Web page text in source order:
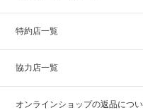
特約店一覧
協力店一覧
オンラインショップの返品につ